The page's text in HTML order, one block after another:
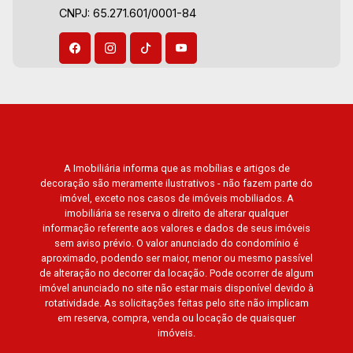
Lumnesia, Madison Square Garden, Verona,
Barcelona, Guaecá, Fiúsa One, Icon, Uber Gaudi,
Matisse, Promenade, Botanic Garden, Nova
Seattle, Cidade de Roma, Cidade de Londres,
Cidade de Munique, Cidade de Lisboa, Cidade
de Madrid, Cidade de Viena, Cidade de
Barcelona, Cidade de Zurique, L`Essence,
Magna Vista, British Columbia, Dijon, Jardim de
Luxemburgo, Exklusiv Golf, Exklusiv Essenz,
Mirante CondoClub, Hydeperk, Urban, Stuttgart,
Mondrian, Bahamas, Monte Sinai, Pennsylvania,
Villa Toscana, Sur Le Jardin, Atlanta, Sapucaia,
Van Gogh, Cenário, Parc Sul, Alleanza D`Oro,
CNPJ: 65.271.601/0001-84
A Imobiliária informa que as mobílias e artigos de
decoração são meramente ilustrativos - não fazem parte do
imóvel, exceto nos casos de imóveis mobiliados. A
imobiliária se reserva o direito de alterar qualquer
informação referente aos valores e dados de seus imóveis
sem aviso prévio. O valor anunciado do condomínio é
aproximado, podendo ser maior, menor ou mesmo passível
de alteração no decorrer da locação. Pode ocorrer de algum
imóvel anunciado no site não estar mais disponível devido à
rotatividade. As solicitações feitas pelo site não implicam
em reserva, compra, venda ou locação de quaisquer
imóveis.